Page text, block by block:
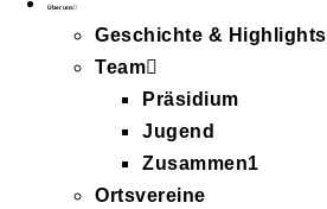
Über uns
Geschichte & Highlights
Team
Präsidium
Jugend
Zusammen1
Ortsvereine